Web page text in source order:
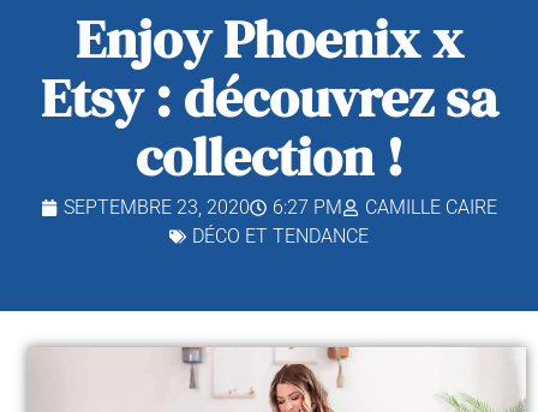
Enjoy Phoenix x
Etsy : découvrez sa
collection !
SEPTEMBRE 23, 2020 6:27 PM
CAMILLE CAIRE
DÉCO ET TENDANCE